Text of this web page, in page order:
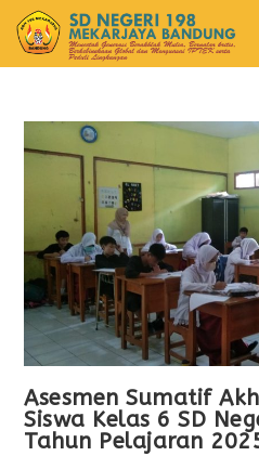
Asesmen Sumatif
Siswa Kelas 6 SD
Tahun Pelajaran